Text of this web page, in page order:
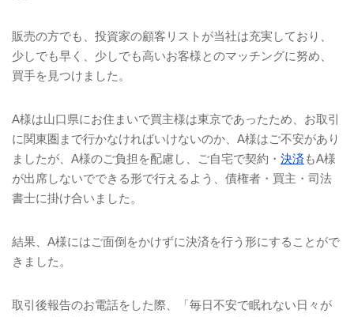
販売の方でも、投資家の顧客リストが当社は充実しており、
少しでも早く、少しでも高いお客様とのマッチングに努め、
買手を見つけました。
A様は山口県にお住まいで買主様は東京であったため、お取引
に関東圏まで行かなければいけないのか、 A様はご不安があり
ましたが、 A様のご負担を配慮し、ご自宅で契約・ 決済もA様
が出席しないでできる形で行えるよう、債権者・買主・司法
書士に掛け合いました。
結果、 A様にはご面倒をかけずに決済を行う形にすることがで
きました。
取引後報告のお電話をした際、「毎日不安で眠れない日々が